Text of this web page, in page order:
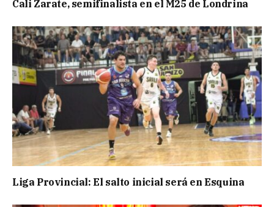
Cali Zarate, semifinalista en el M25 de Londrina
Liga Provincial: El salto inicial será en Esquina